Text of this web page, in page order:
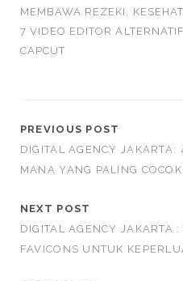
MEMBAWA REZEKI,
7 VIDEO EDITOR
CAPCUT
PREVIOUS POST
DIGITAL AGENCY
MANA YANG PALING
NEXT POST
DIGITAL AGENCY JAKARTA
FAVICONS UNTUK